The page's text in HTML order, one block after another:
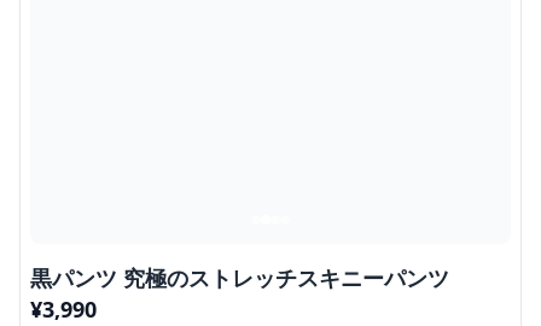
黒パンツ 究極のストレッチスキニーパンツ
¥3,990